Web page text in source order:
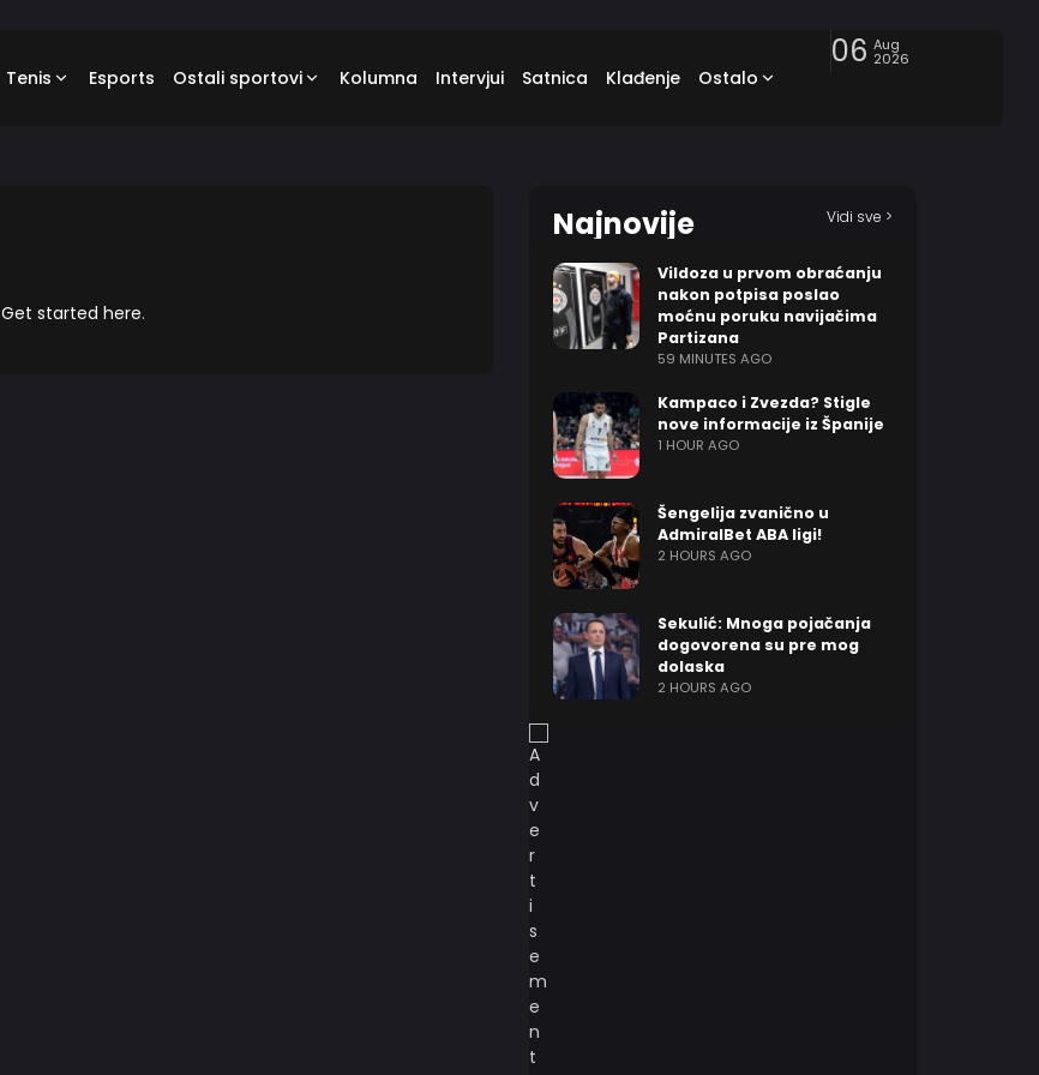
Tenis Esports Ostali sportovi Kolumna Intervjui Satnica Klađenje Ostalo
06 Aug
2026
Get started here.
Najnovije Vidi sve >
Vildoza u prvom obraćanju
nakon potpisa poslao
moćnu poruku navijačima
Partizana
59 MINUTES AGO
Kampaco i Zvezda? Stigle
nove informacije iz Španije
1 HOUR AGO
Šengelija zvanično u
AdmiralBet ABA ligi!
2 HOURS AGO
Sekulić: Mnoga pojačanja
dogovorena su pre mog
dolaska
2 HOURS AGO